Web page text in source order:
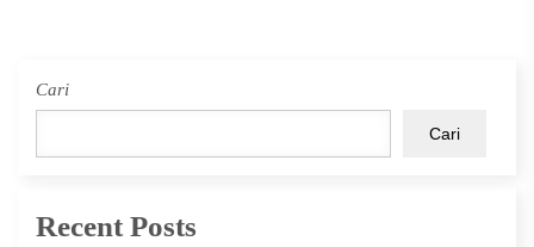
Cari
Cari
Recent Posts